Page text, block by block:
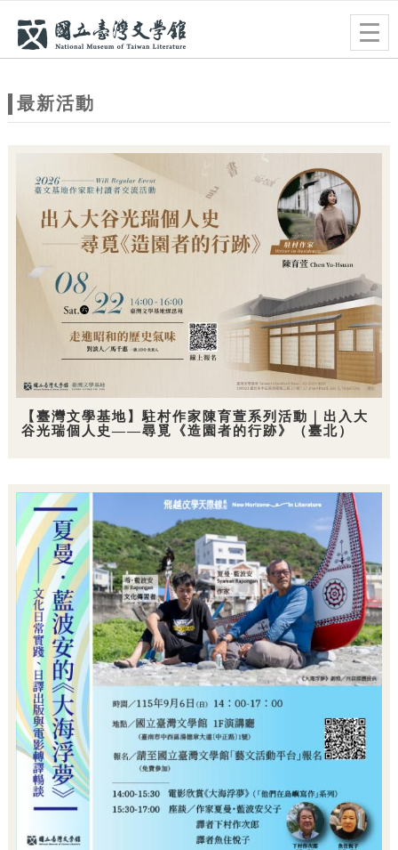
站最新活動
【臺灣文學基地】駐村作家陳育萱系列活動｜出入大
谷光瑞個人史——尋覓《造園者的行跡》（臺北）